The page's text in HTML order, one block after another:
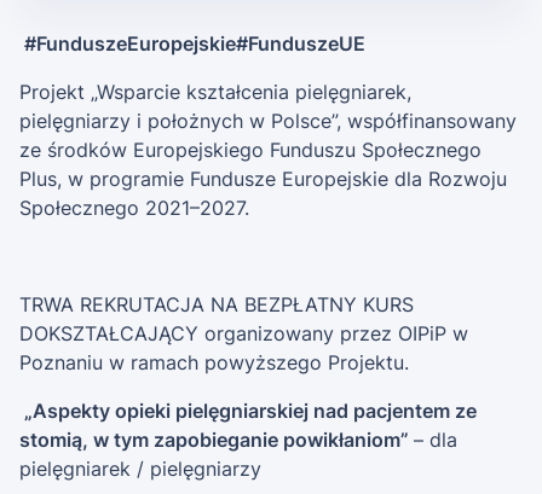
#FunduszeEuropejskie#FunduszeUE
Projekt „Wsparcie kształcenia pielęgniarek,
pielęgniarzy i położnych w Polsce”, współfinansowany
ze środków Europejskiego Funduszu Społecznego
Plus, w programie Fundusze Europejskie dla Rozwoju
Społecznego 2021–2027.
TRWA REKRUTACJA NA BEZPŁATNY KURS
DOKSZTAŁCAJĄCY organizowany przez OIPiP w
Poznaniu w ramach powyższego Projektu.
„Aspekty opieki pielęgniarskiej nad pacjentem ze
stomią, w tym zapobieganie powikłaniom” – dla
pielęgniarek / pielęgniarzy